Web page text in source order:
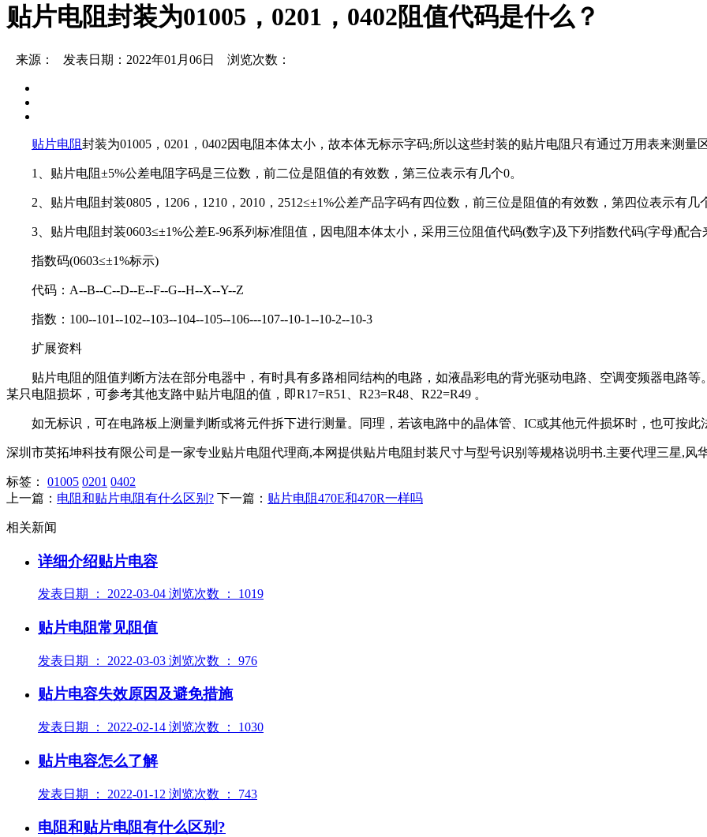
贴片电阻封装为01005，0201，0402阻值代码是什么？
来源： 发表日期：2022年01月06日 浏览次数：
贴片电阻封装为01005，0201，0402因电阻本体太小，故本体无标示字码;所以这些封装的贴片电阻只有通过万用表来测量区
1、贴片电阻±5%公差电阻字码是三位数，前二位是阻值的有效数，第三位表示有几个0。
2、贴片电阻封装0805，1206，1210，2010，2512≤±1%公差产品字码有四位数，前三位是阻值的有效数，第四位表示有几
3、贴片电阻封装0603≤±1%公差E-96系列标准阻值，因电阻本体太小，采用三位阻值代码(数字)及下列指数代码(字母)配合
指数码(0603≤±1%标示)
代码：A--B--C--D--E--F--G--H--X--Y--Z
指数：100--101--102--103--104--105--106---107--10-1--10-2--10-3
扩展资料
贴片电阻的阻值判断方法在部分电器中，有时具有多路相同结构的电路，如液晶彩电的背光驱动电路、空调变频器电路等
某只电阻损坏，可参考其他支路中贴片电阻的值，即R17=R51、R23=R48、R22=R49 。
如无标识，可在电路板上测量判断或将元件拆下进行测量。同理，若该电路中的晶体管、IC或其他元件损坏时，也可按此
深圳市英拓坤科技有限公司是一家专业贴片电阻代理商,本网提供贴片电阻封装尺寸与型号识别等规格说明书.主要代理三星,风
标签： 01005 0201 0402
上一篇： 电阻和贴片电阻有什么区别? 下一篇： 贴片电阻470E和470R一样吗
相关新闻
详细介绍贴片电容
发表日期 ： 2022-03-04 浏览次数 ： 1019
贴片电阻常见阻值
发表日期 ： 2022-03-03 浏览次数 ： 976
贴片电容失效原因及避免措施
发表日期 ： 2022-02-14 浏览次数 ： 1030
贴片电容怎么了解
发表日期 ： 2022-01-12 浏览次数 ： 743
电阻和贴片电阻有什么区别?